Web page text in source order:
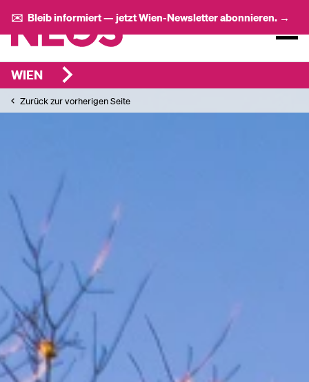
✉️ Bleib informiert — jetzt Wien-Newsletter abonnieren. →
WIEN
Zurück zur vorherigen Seite